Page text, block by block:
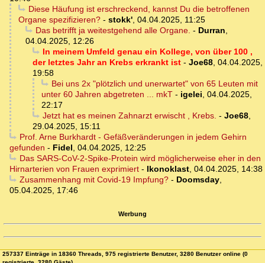
Diese Häufung ist erschreckend, kannst Du die betroffenen
Organe spezifizieren? - stokk', 04.04.2025, 11:25
Das betrifft ja weitestgehend alle Organe. - Durran,
04.04.2025, 12:26
In meinem Umfeld genau ein Kollege, von über 100 ,
der letztes Jahr an Krebs erkrankt ist - Joe68, 04.04.2025,
19:58
Bei uns 2x "plötzlich und unerwartet" von 65 Leuten mit
unter 60 Jahren abgetreten ... mkT - igelei, 04.04.2025,
22:17
Jetzt hat es meinen Zahnarzt erwischt , Krebs. - Joe68,
29.04.2025, 15:11
Prof. Arne Burkhardt - Gefäßveränderungen in jedem Gehirn
gefunden - Fidel, 04.04.2025, 12:25
Das SARS-CoV-2-Spike-Protein wird möglicherweise eher in den
Hirnarterien von Frauen exprimiert - Ikonoklast, 04.04.2025, 14:38
Zusammenhang mit Covid-19 Impfung?- Doomsday,
05.04.2025, 17:46
Werbung
257337 Einträge in 18360 Threads, 975 registrierte Benutzer, 3280 Benutzer online (0